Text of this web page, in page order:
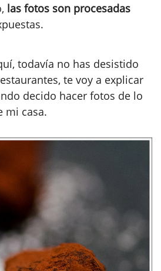
las fotos son procesadas
todavía no has desistido
te voy a explicar
decido hacer fotos de lo
mi casa.